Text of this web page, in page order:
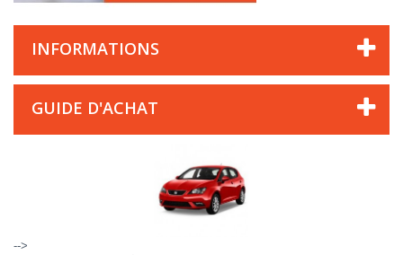
INFORMATIONS
GUIDE D'ACHAT
-->